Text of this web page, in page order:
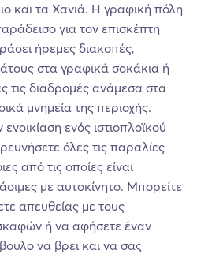
και τα Χανιά. Η γραφική πόλη
για τον επισκέπτη
ήρεμες διακοπές,
στα γραφικά σοκάκια ή
τις διαδρομές ανάμεσα στα
μνημεία της περιοχής.
ενός ιστιοπλοϊκού
όλες τις παραλίες
από τις οποίες είναι
με αυτοκίνητο. Μπορείτε
απευθείας με τους
ή να αφήσετε έναν
να βρει και να σας